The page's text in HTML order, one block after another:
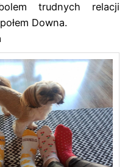
trudnych relacji
Downa.